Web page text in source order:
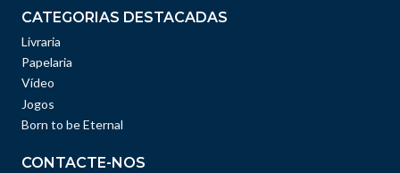
CATEGORIAS DESTACADAS
Livraria
Papelaria
Vídeo
Jogos
Born to be Eternal
CONTACTE-NOS